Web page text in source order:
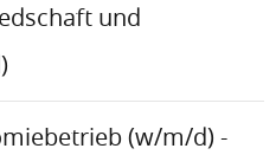
und
(w/m/d) -